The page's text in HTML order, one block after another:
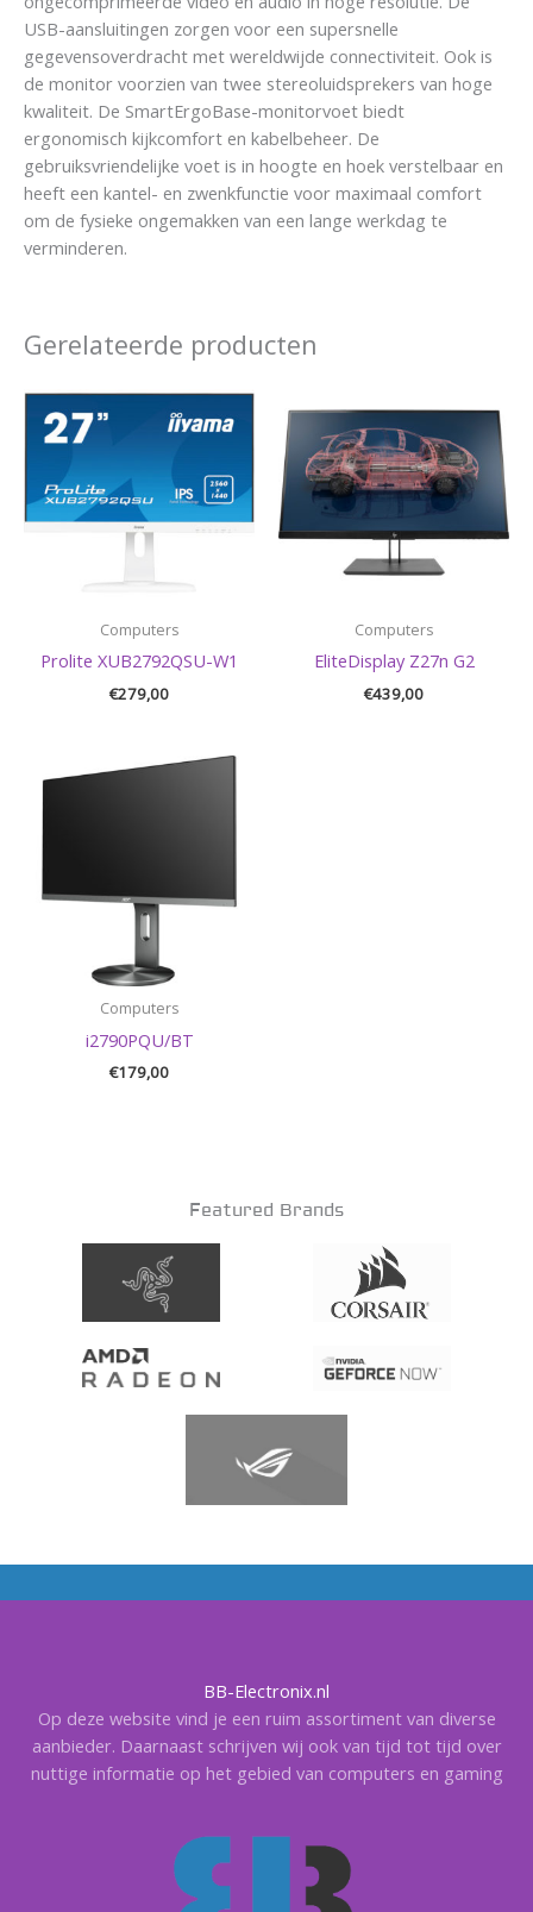
USB-aansluitingen zorgen voor een supersnelle
gegevensoverdracht met wereldwijde connectiviteit. Ook is
de monitor voorzien van twee stereoluidsprekers van hoge
kwaliteit. De SmartErgoBase-monitorvoet biedt
ergonomisch kijkcomfort en kabelbeheer. De
gebruiksvriendelijke voet is in hoogte en hoek verstelbaar en
heeft een kantel- en zwenkfunctie voor maximaal comfort
om de fysieke ongemakken van een lange werkdag te
verminderen.
Gerelateerde producten
Computers
Prolite XUB2792QSU-W1
€279,00
Computers
EliteDisplay Z27n G2
€439,00
Computers
i2790PQU/BT
€179,00
Featured Brands
BB-Electronix.nl
Op deze website vind je een ruim assortiment van diverse
aanbieder. Daarnaast schrijven wij ook van tijd tot tijd over
nuttige informatie op het gebied van computers en gaming